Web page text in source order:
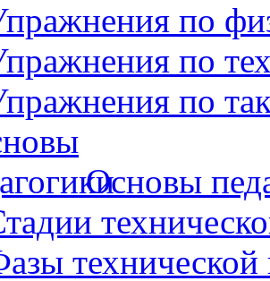
по
по
по
Основы
технической